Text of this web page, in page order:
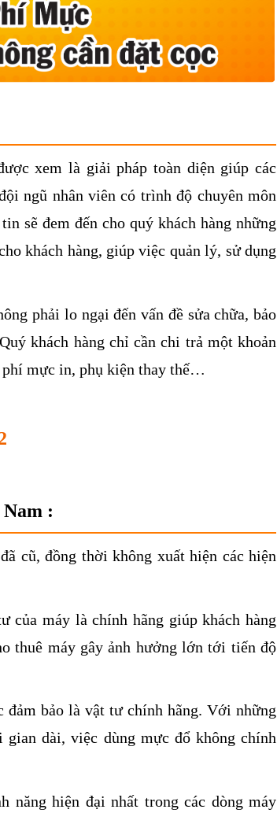
xem là giải pháp toàn diện giúp các
ngũ nhân viên có trình độ chuyên môn
sẽ đem đến cho quý khách hàng những
khách hàng, giúp việc quản lý, sử dụng
phải lo ngại đến vấn đề sửa chữa, bảo
khách hàng chỉ cần chi trả một khoản
phí mực in, phụ kiện thay thế…
:
cũ, đồng thời không xuất hiện các hiện
máy là chính hãng giúp khách hàng
thuê máy gây ảnh hưởng lớn tới tiến độ
bảo là vật tư chính hãng. Với những
gian dài, việc dùng mực đổ không chính
năng hiện đại nhất trong các dòng máy